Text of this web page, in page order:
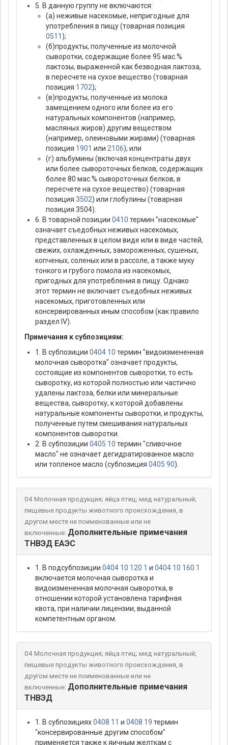
5. В данную группу не включаются:
(а) неживые насекомые, непригодные для
употребления в пищу (товарная позиция
0511);
(б)продукты, полученные из молочной
сыворотки, содержащие более 95 мас.%
лактозы, выраженной как безводная лактоза,
в пересчете на сухое вещество (товарная
позиция 1702);
(в)продукты, полученные из молока
замещением одного или более из его
натуральных компонентов (например,
масляных жиров) другим веществом
(например, олеиновыми жирами) (товарная
позиция 1901 или 2106); или
(г) альбумины (включая концентраты двух
или более сывороточных белков, содержащих
более 80 мас.% сывороточных белков, в
пересчете на сухое вещество) (товарная
позиция 3502) или глобулины (товарная
позиция 3504).
6. В товарной позиции 0410 термин "насекомые"
означает съедобных неживых насекомых,
представленных в целом виде или в виде частей,
свежих, охлажденных, замороженных, сушеных,
копченых, соленых или в рассоле, а также муку
тонкого и грубого помола из насекомых,
пригодных для употребления в пищу. Однако
этот термин не включает съедобных неживых
насекомых, приготовленных или
консервированных иным способом (как правило
раздел IV).
Примечания к субпозициям:
1. В субпозиции 0404 10 термин "видоизмененная
молочная сыворотка" означает продукты,
состоящие из компонентов сыворотки, то есть
сыворотку, из которой полностью или частично
удалены лактоза, белки или минеральные
вещества, сыворотку, к которой добавлены
натуральные компоненты сыворотки, и продукты,
полученные путем смешивания натуральных
компонентов сыворотки.
2. В субпозиции 0405 10 термин "сливочное
масло" не означает дегидратированное масло
или топленое масло (субпозиция 0405 90).
04 Молочная продукция; яйца птиц; мед натуральный;
пищевые продукты животного происхождения, в
другом месте не поименованные или не
включенные: Дополнительные примечания
ТНВЭД ЕАЭС
1. В подсубпозиции 0404 10 120 1 и 0404 10 160 1
включается молочная сыворотка и
видоизмененная молочная сыворотка, в
отношении которой установлена тарифная
квота, при наличии лицензии, выданной
компетентным органом.
04 Молочная продукция; яйца птиц; мед натуральный;
пищевые продукты животного происхождения, в
другом месте не поименованные или не
включенные: Дополнительные примечания
ТНВЭД
1. В субпозициях0408 11 и 0408 19 термин
"консервированные другим способом"
применяется также к яичным желткам с